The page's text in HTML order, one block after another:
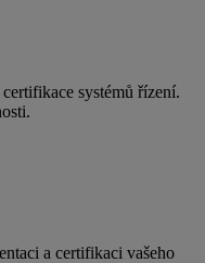
systémů řízení.
a certifikaci vašeho